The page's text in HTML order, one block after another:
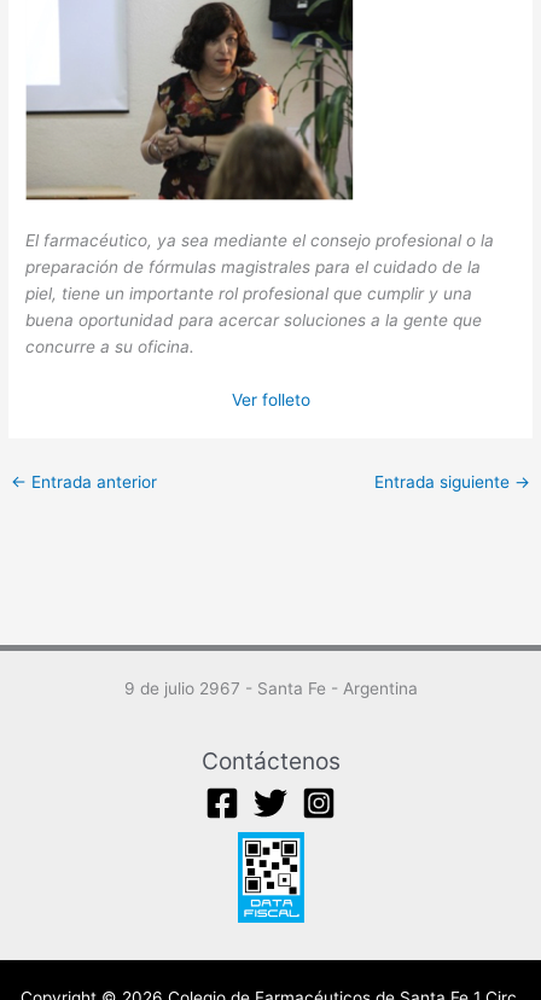
El farmacéutico, ya sea mediante el consejo profesional o la
preparación de fórmulas magistrales para el cuidado de la
piel, tiene un importante rol profesional que cumplir y una
buena oportunidad para acercar soluciones a la gente que
concurre a su oficina.
Ver folleto
← Entrada anterior Entrada siguiente →
9 de julio 2967 - Santa Fe - Argentina
Contáctenos